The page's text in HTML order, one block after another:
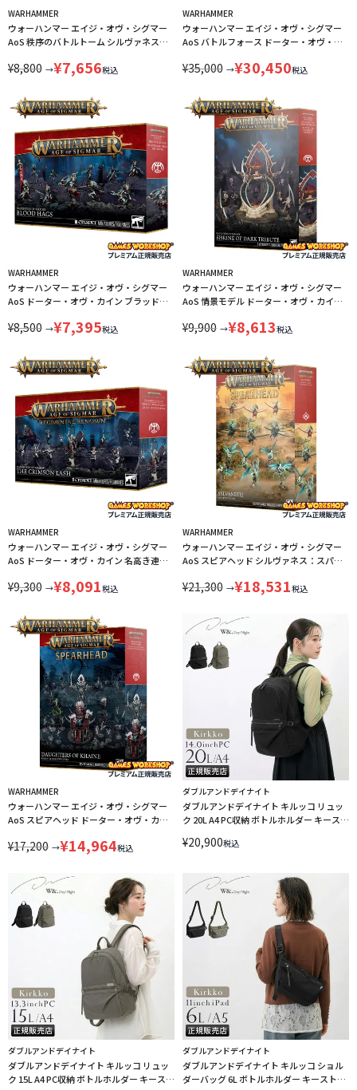
WARHAMMER
ウォーハンマー エイジ・オヴ・シグマー
AoS 秩序のバトルトーム シルヴァネス
SIGMAR ORDER BATTLETOME
LINECPN
¥8,800 →¥7,656税込
WARHAMMER
ウォーハンマー エイジ・オヴ・シグマー
AoS バトルフォース ドーター・オヴ・カ
AGE OF SIGMAR BATTLEFORCE
SHADOWBORN COVEN 85-67 LINECPN
¥35,000 →¥30,450税込
WARHAMMER
ウォーハンマー エイジ・オヴ・シグマー
AoS ドーター・オヴ・カイン ブラッドハ
DAUGHTERS OF KHAINE BLOOD HAG
¥8,500 →¥7,395税込
WARHAMMER
ウォーハンマー エイジ・オヴ・シグマー
AoS 情景モデル ドーター・オヴ・カイ
OF SIGMAR SCENERY MODEL
THE DARK TRIBUTE 85-65 LINECPN
¥9,900 →¥8,613税込
WARHAMMER
ウォーハンマー エイジ・オヴ・シグマー
AoS ドーター・オヴ・カイン 名高き連
SIGMAR DAUGHTERS OF KHAINE THE
¥9,300 →¥8,091税込
WARHAMMER
ウォーハンマー エイジ・オヴ・シグマー
AoS スピアヘッド シルヴァネス：スパイ
SIGMAR SPEARHEAD SYLVANETH：
¥21,300 →¥18,531税込
WARHAMMER
ウォーハンマー エイジ・オヴ・シグマー
AoS スピアヘッド ドーター・オヴ・カイ
AGE OF SIGMAR SPEARHEAD
SHADOW COVEN 70-852 LINECPN
¥17,200 →¥14,964税込
ダブルアンドデイナイト
ダブルアンドデイナイト キルッコ リュッ
ク 20L A4 PC収納 ボトルホルダー キースト
¥20,900税込
ダブルアンドデイナイト
ダブルアンドデイナイト キルッコ リュッ
ク 15L A4 PC収納 ボトルホルダー キースト
ダブルアンドデイナイト
ダブルアンドデイナイト キルッコ ショル
ダーバッグ 6L ボトルホルダー キーストラ